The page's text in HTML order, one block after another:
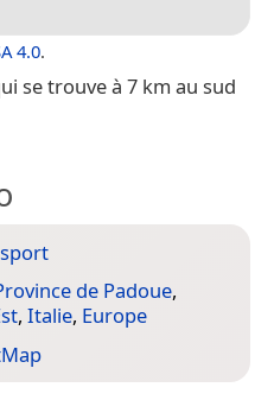
4.0.
se trouve à 7 km au sud
de Padoue,
, Italie, Europe